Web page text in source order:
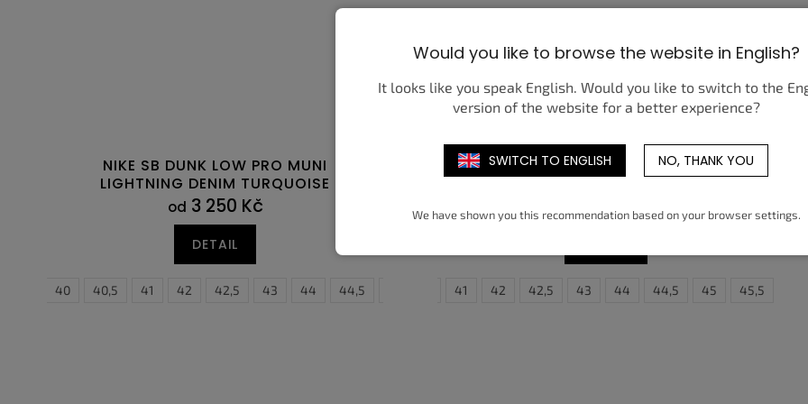
NIKE SB DUNK LOW PRO MUNI
LIGHTNING DENIM TURQUOISE
od 3 250 Kč
DETAIL
40 40,5 41 42 42,5 43 44 44,5 47,5 48,5
NIKE AIR MAX PLUS BLACK PINK FOAM
3 950 Kč
38,5 39 41 42 42,5 43 44 44,5 45 45,5
35,5 36 36,5 37,5 38
Would you like to browse the website in English?
It looks like you speak English. Would you like to switch to the
version of the website for a better experience?
SWITCH TO ENGLISH NO, THANK YOU
We have shown you this recommendation based on your browser settings.